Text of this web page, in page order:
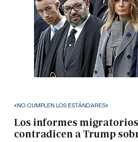
«NO CUMPLEN LOS ESTÁNDARES»
Los informes migratorios
contradicen a Trump